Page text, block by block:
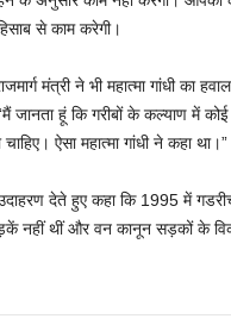
से काम करेगी।
मंत्री ने भी महात्मा गांधी का
जानता हूं कि गरीबों के कल्याण में
ऐसा महात्मा गांधी ने कहा था।”
देते हुए कहा कि 1995 में
नहीं थीं और वन कानून सड़कों के